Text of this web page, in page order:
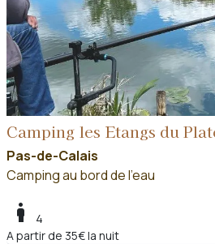
Camping les Etangs du
Pas-de-Calais
Camping au bord de l'eau
boy
4
A partir de 35€ la nuit